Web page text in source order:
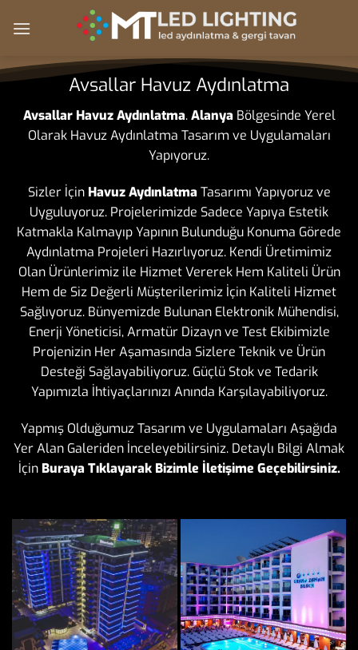
Avsallar Havuz Aydınlatma
Avsallar Havuz Aydınlatma.Alanya Bölgesinde Yerel
Olarak Havuz Aydınlatma Tasarım ve Uygulamaları
Yapıyoruz.
Sizler İçin Havuz Aydınlatma Tasarımı Yapıyoruz ve
Uyguluyoruz. Projelerimizde Sadece Yapıya Estetik
Katmakla Kalmayıp Yapının Bulunduğu Konuma Görede
Aydınlatma Projeleri Hazırlıyoruz. Kendi Üretimimiz
Olan Ürünlerimiz ile Hizmet Vererek Hem Kaliteli Ürün
Hem de Siz Değerli Müşterilerimiz İçin Kaliteli Hizmet
Sağlıyoruz. Bünyemizde Bulunan Elektronik Mühendisi,
Enerji Yöneticisi, Armatür Dizayn ve Test Ekibimizle
Projenizin Her Aşamasında Sizlere Teknik ve Ürün
Desteği Sağlayabiliyoruz. Güçlü Stok ve Tedarik
Yapımızla İhtiyaçlarınızı Anında Karşılayabiliyoruz.
Yapmış Olduğumuz Tasarım ve Uygulamaları Aşağıda
Yer Alan Galeriden İnceleyebilirsiniz. Detaylı Bilgi Almak
İçin Buraya Tıklayarak Bizimle İletişime Geçebilirsiniz.